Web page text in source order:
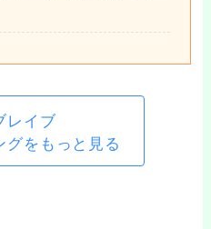
レイブ
をもっと見る